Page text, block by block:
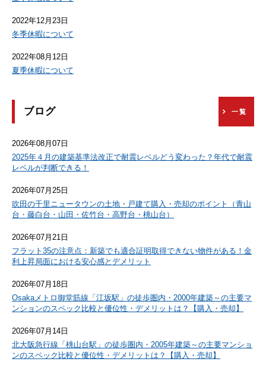
2022年12月23日
冬季休暇について
2022年08月12日
夏季休暇について
ブログ 一覧
2026年08月07日
2025年４月の建築基準法改正で耐震レベルどう変わった？年代で耐震
レベルが判断できる！
2026年07月25日
吹田の千里ニュータウンの土地・戸建て購入・売却のポイント（青山
台・藤白台・山田・佐竹台・高野台・桃山台）
2026年07月21日
フラット35の注意点：新築でも適合証明取得できない物件がある！金
利上昇局面における安心感とデメリット
2026年07月18日
Osakaメトロ御堂筋線「江坂駅」の徒歩圏内・2000年建築～の主要マ
ンションのスペック比較と優位性・デメリットは？【購入・売却】
2026年07月14日
北大阪急行線「桃山台駅」の徒歩圏内・2005年建築～の主要マンショ
ンのスペック比較と優位性・デメリットは？【購入・売却】